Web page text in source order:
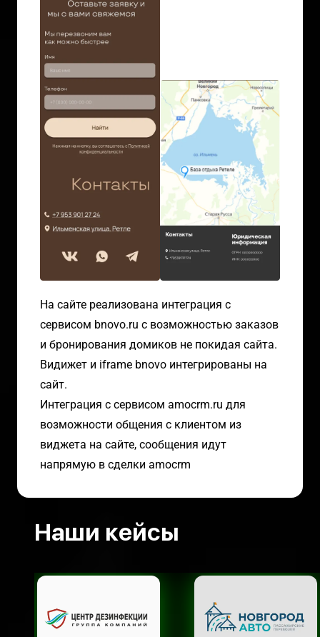
На сайте реализована интеграция с
сервисом bnovo.ru c возможностью заказов
и бронирования домиков не покидая сайта.
Видижет и iframe bnovo интегрированы на
сайт.
Интеграция с сервисом amocrm.ru для
возможности общения с клиентом из
виджета на сайте, сообщения идут
напрямую в сделки amocrm
Наши кейсы